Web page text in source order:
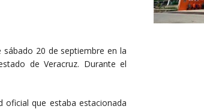
20 de septiembre en la
de Veracruz. Durante el
oficial que estaba estacionada